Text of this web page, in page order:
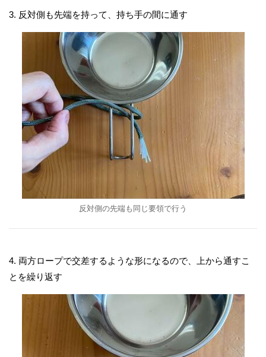
3. 反対側も先端を持って、持ち手の間に通す
反対側の先端も同じ要領で行う
4. 両方ロープで交差するような形になるので、上から通すこ
とを繰り返す